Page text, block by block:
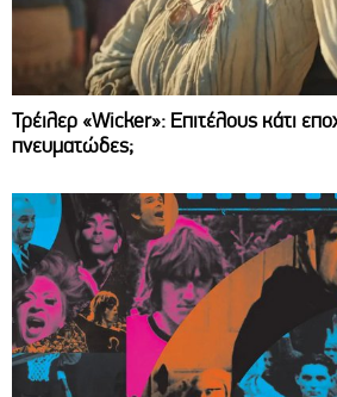
Τρέιλερ «Wicker»: Επιτέλους κάτι
πνευματώδες;